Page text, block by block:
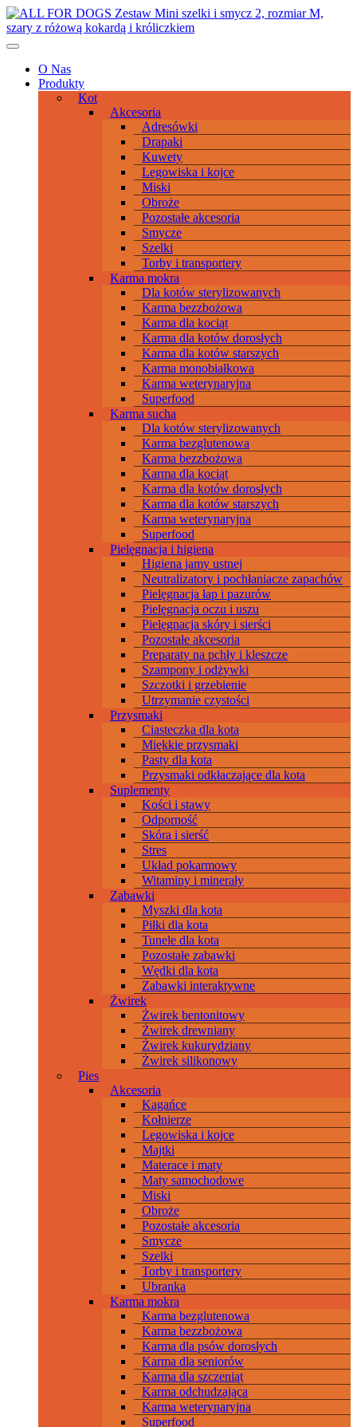
Przeskocz
do
treści
Main
Navigation
O Nas
Produkty
Kot
Akcesoria
Adresówki
Drapaki
Kuwety
Legowiska i kojce
Miski
Obroże
Pozostałe akcesoria
Smycze
Szelki
Torby i transportery
Karma mokra
Dla kotów sterylizowanych
Karma bezzbożowa
Karma dla kociąt
Karma dla kotów dorosłych
Karma dla kotów starszych
Karma monobiałkowa
Karma weterynaryjna
Superfood
Karma sucha
Dla kotów sterylizowanych
Karma bezglutenowa
Karma bezzbożowa
Karma dla kociąt
Karma dla kotów dorosłych
Karma dla kotów starszych
Karma weterynaryjna
Superfood
Pielęgnacja i higiena
Higiena jamy ustnej
Neutralizatory i pochłaniacze zapachów
Pielęgnacja łap i pazurów
Pielęgnacja oczu i uszu
Pielęgnacja skóry i sierści
Pozostałe akcesoria
Preparaty na pchły i kleszcze
Szampony i odżywki
Szczotki i grzebienie
Utrzymanie czystości
Przysmaki
Ciasteczka dla kota
Miękkie przysmaki
Pasty dla kota
Przysmaki odkłaczające dla kota
Suplementy
Kości i stawy
Odporność
Skóra i sierść
Stres
Układ pokarmowy
Witaminy i minerały
Zabawki
Myszki dla kota
Piłki dla kota
Tunele dla kota
Pozostałe zabawki
Wędki dla kota
Zabawki interaktywne
Żwirek
Żwirek bentonitowy
Żwirek drewniany
Żwirek kukurydziany
Żwirek silikonowy
Pies
Akcesoria
Kagańce
Kołnierze
Legowiska i kojce
Majtki
Materace i maty
Maty samochodowe
Miski
Obroże
Pozostałe akcesoria
Smycze
Szelki
Torby i transportery
Ubranka
Karma mokra
Karma bezglutenowa
Karma bezzbożowa
Karma dla psów dorosłych
Karma dla seniorów
Karma dla szczeniąt
Karma odchudzająca
Karma weterynaryjna
Superfood